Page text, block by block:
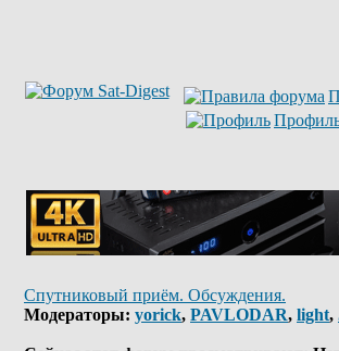
Спутниковый приём. Обсуждения.
Модераторы: yorick, PAVLODAR, light,